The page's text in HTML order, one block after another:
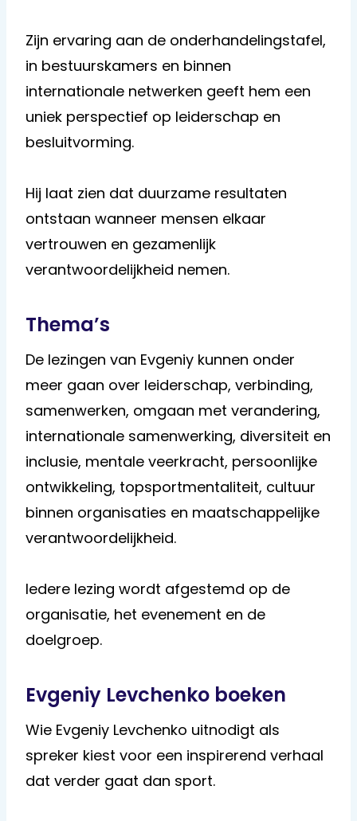
Zijn ervaring aan de onderhandelingstafel,
in bestuurskamers en binnen
internationale netwerken geeft hem een
uniek perspectief op leiderschap en
besluitvorming.
Hij laat zien dat duurzame resultaten
ontstaan wanneer mensen elkaar
vertrouwen en gezamenlijk
verantwoordelijkheid nemen.
Thema’s
De lezingen van Evgeniy kunnen onder
meer gaan over leiderschap, verbinding,
samenwerken, omgaan met verandering,
internationale samenwerking, diversiteit en
inclusie, mentale veerkracht, persoonlijke
ontwikkeling, topsportmentaliteit, cultuur
binnen organisaties en maatschappelijke
verantwoordelijkheid.
Iedere lezing wordt afgestemd op de
organisatie, het evenement en de
doelgroep.
Evgeniy Levchenko boeken
Wie Evgeniy Levchenko uitnodigt als
spreker kiest voor een inspirerend verhaal
dat verder gaat dan sport.